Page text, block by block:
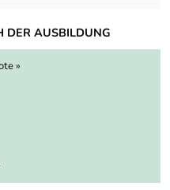
DER AUSBILDUNG
»